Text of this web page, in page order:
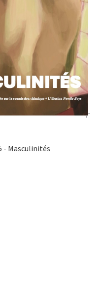
- Masculinités